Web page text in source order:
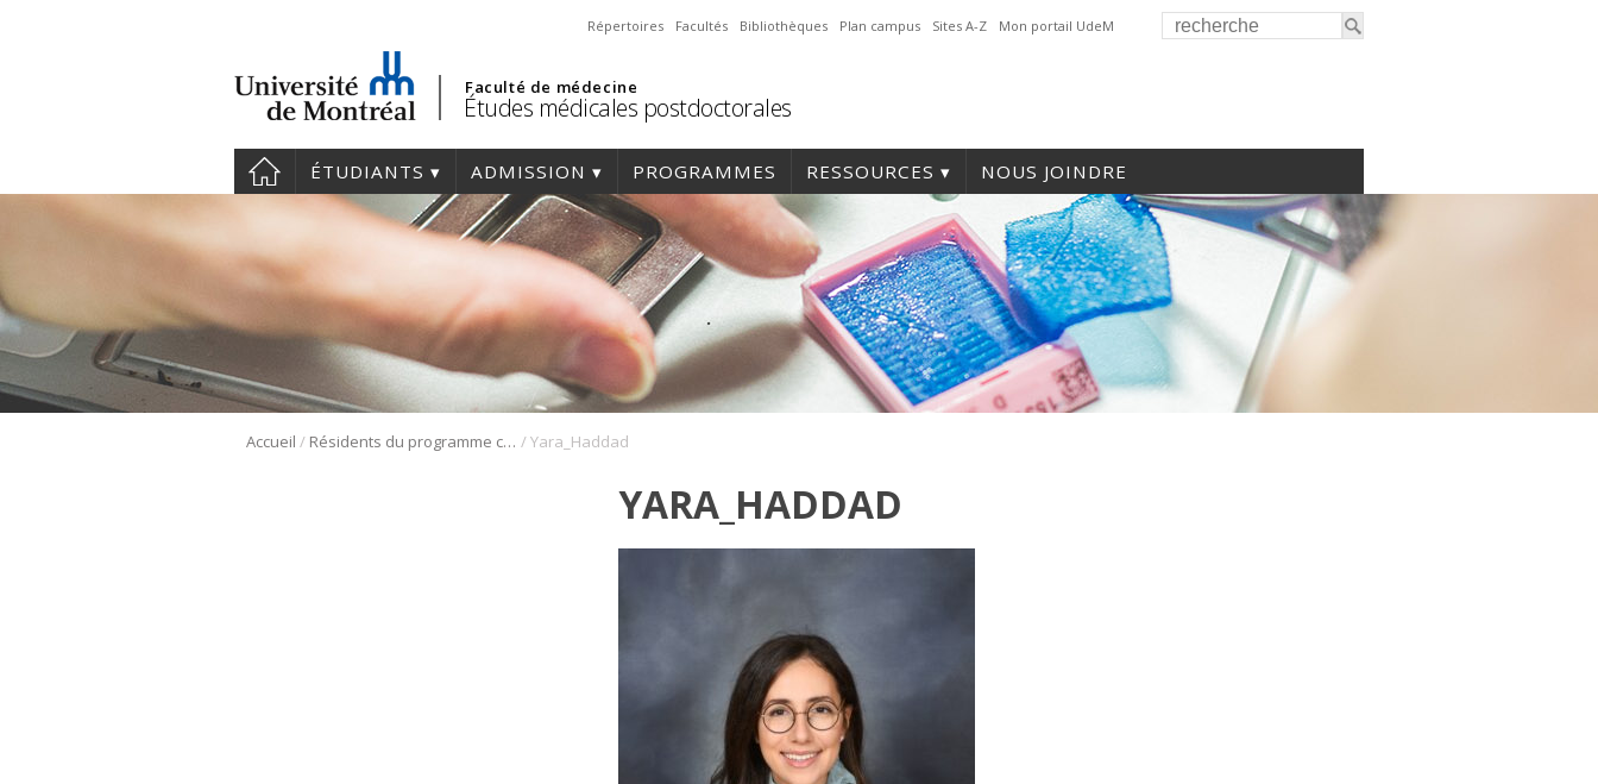
Répertoires Facultés Bibliothèques Plan campus Sites A-Z Mon portail UdeM
Faculté de médecine
Études médicales postdoctorales
ÉTUDIANTS ADMISSION PROGRAMMES RESSOURCES NOUS JOINDRE
Accueil / Résidents du programme cliniciens-chercheurs /Yara_Haddad
YARA_HADDAD